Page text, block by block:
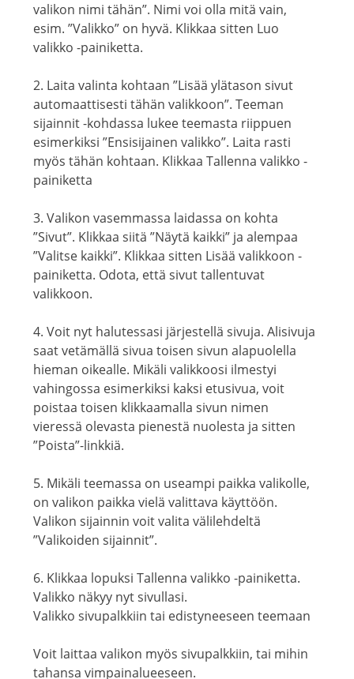
valikon nimi tähän”. Nimi voi olla mitä vain,
esim. ”Valikko” on hyvä. Klikkaa sitten Luo
valikko -painiketta.
2. Laita valinta kohtaan ”Lisää ylätason sivut
automaattisesti tähän valikkoon”. Teeman
sijainnit -kohdassa lukee teemasta riippuen
esimerkiksi ”Ensisijainen valikko”. Laita rasti
myös tähän kohtaan. Klikkaa Tallenna valikko -
painiketta
3. Valikon vasemmassa laidassa on kohta
”Sivut”. Klikkaa siitä ”Näytä kaikki” ja alempaa
”Valitse kaikki”. Klikkaa sitten Lisää valikkoon -
painiketta. Odota, että sivut tallentuvat
valikkoon.
4. Voit nyt halutessasi järjestellä sivuja. Alisivuja
saat vetämällä sivua toisen sivun alapuolella
hieman oikealle. Mikäli valikkoosi ilmestyi
vahingossa esimerkiksi kaksi etusivua, voit
poistaa toisen klikkaamalla sivun nimen
vieressä olevasta pienestä nuolesta ja sitten
”Poista”-linkkiä.
5. Mikäli teemassa on useampi paikka valikolle,
on valikon paikka vielä valittava käyttöön.
Valikon sijainnin voit valita välilehdeltä
”Valikoiden sijainnit”.
6. Klikkaa lopuksi Tallenna valikko -painiketta.
Valikko näkyy nyt sivullasi.
Valikko sivupalkkiin tai edistyneeseen teemaan
Voit laittaa valikon myös sivupalkkiin, tai mihin
tahansa vimpainalueeseen.